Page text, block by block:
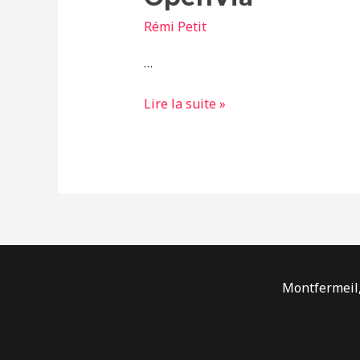
Rémi Petit
…
Lire la suite »